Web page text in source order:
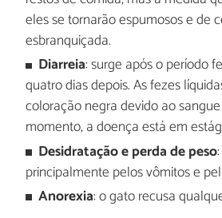
eles se tornarão espumosos e de
esbranquiçada.
Diarreia: surge após o período
quatro dias depois. As fezes
coloração negra devido ao
momento, a doença está em
Desidratação e perda de peso
principalmente pelos vômitos e
Anorexia: o gato recusa